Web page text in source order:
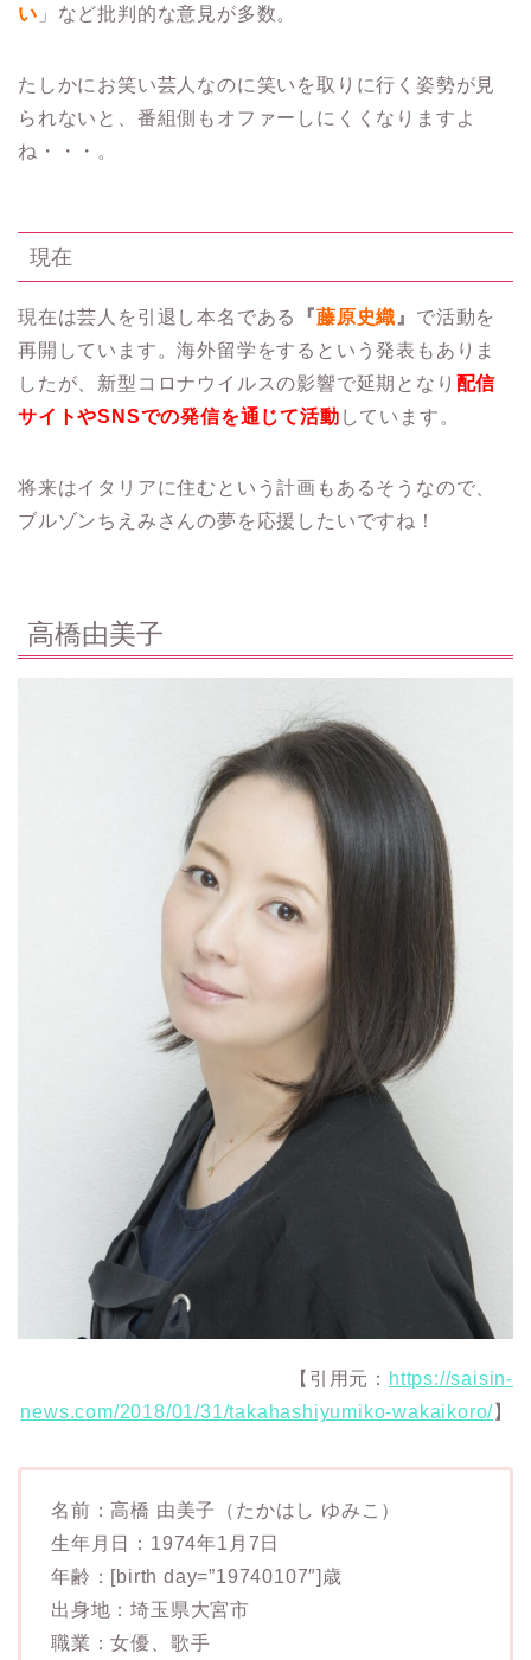
い 」など批判的な意見が多数。
たしかにお笑い芸人なのに笑いを取りに行く姿勢が見
られないと、番組側もオファーしにくくなりますよ
ね・・・。
現在
現在は芸人を引退し本名である 『藤原史織 』 で活動を
再開しています。海外留学をするという発表もありま
したが、新型コロナウイルスの影響で延期となり 配信
サイトやSNSでの発信を通じて活動 しています。
将来はイタリアに住むという計画もあるそうなので、
ブルゾンちえみさんの夢を応援したいですね！
高橋由美子
【引用元： https://saisin-
news.com/2018/01/31/takahashiyumiko-wakaikoro/】
名前：高橋 由美子（たかはし ゆみこ）
生年月日：1974年1月7日
年齢：[birth day=”19740107″]歳
出身地：埼玉県大宮市
職業：女優、歌手